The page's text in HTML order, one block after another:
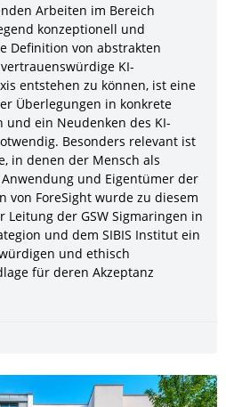
Arbeiten im Bereich
konzeptionell und
Definition von abstrakten
KI-
entstehen zu können, ist eine
Überlegungen in konkrete
ein Neudenken des KI-
Besonders relevant ist
in denen der Mensch als
und Eigentümer der
von ForeSight wurde zu diesem
der GSW Sigmaringen in
und dem SIBIS Institut ein
und ethisch
für deren Akzeptanz